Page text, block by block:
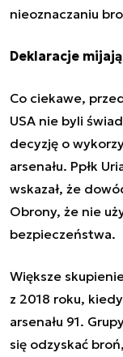
nieoznaczaniu
Deklaracje
Co ciekawe,
USA nie byli
decyzję o
arsenału. Ppłk
wskazał, że
Obrony, że nie
bezpieczeństwa.
Większe
z 2018 roku,
arsenału 91.
się odzyskać